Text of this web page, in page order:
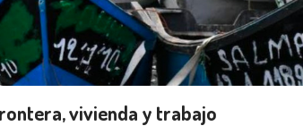
vivienda y trabajo